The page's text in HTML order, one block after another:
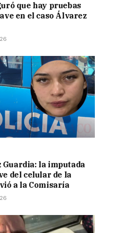
que hay pruebas
en el caso Álvarez
Guardia: la imputada
del celular de la
a la Comisaría